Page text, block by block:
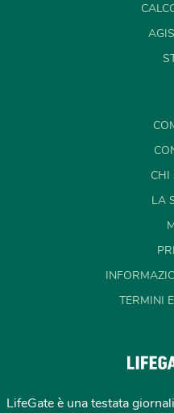
CHI
LA
TERMINI
LifeGate è una testata